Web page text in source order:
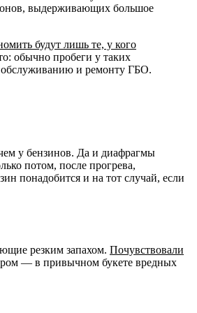
выдерживающих большое
будут лишь те, у кого
обычно пробеги у таких
обслуживанию и ремонту ГБО.
у бензинов. Да и диафрагмы
потом, после прогрева,
понадобится и на тот случай, если
резким запахом. Почувствовали
— в привычном букете вредных